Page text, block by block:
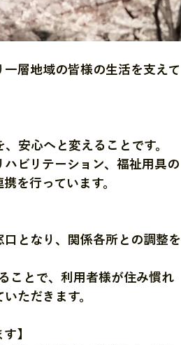
層地域の皆様の生活を支えて
安心へと変えることです。
ビリテーション、福祉用具の
を行っています。
となり、関係各所との調整を
ことで、利用者様が住み慣れ
ただきます。
】